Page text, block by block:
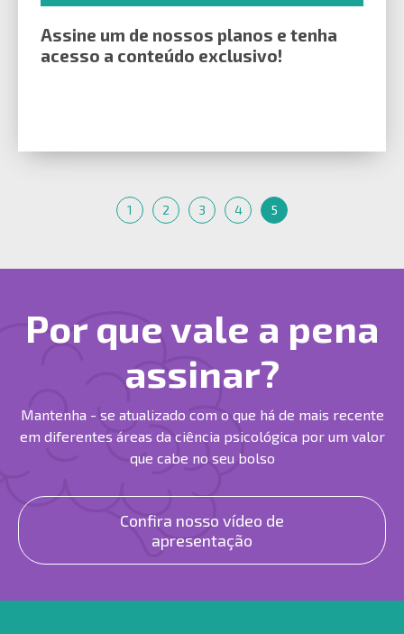
Assine um de nossos planos e tenha
acesso a conteúdo exclusivo!
1 2 3 4 5
Por que vale a pena
assinar?
Mantenha - se atualizado com o que há de mais recente
em diferentes áreas da ciência psicológica por um valor
que cabe no seu bolso
Confira nosso vídeo de
apresentação